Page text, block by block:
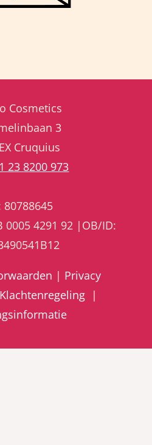
Cosmetics
3
Cruquius
23 8200 973
80788645
0005 4291 92 |OB/ID:
| Privacy
Klachtenregeling |